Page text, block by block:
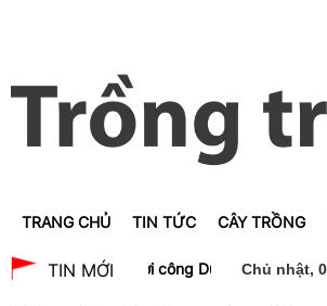
TRANG CHỦ TIN TỨC CÂY TRỒNG
TIN MỚI
Trà dự lễ khởi công Dự án xây dựngChủ nhật,